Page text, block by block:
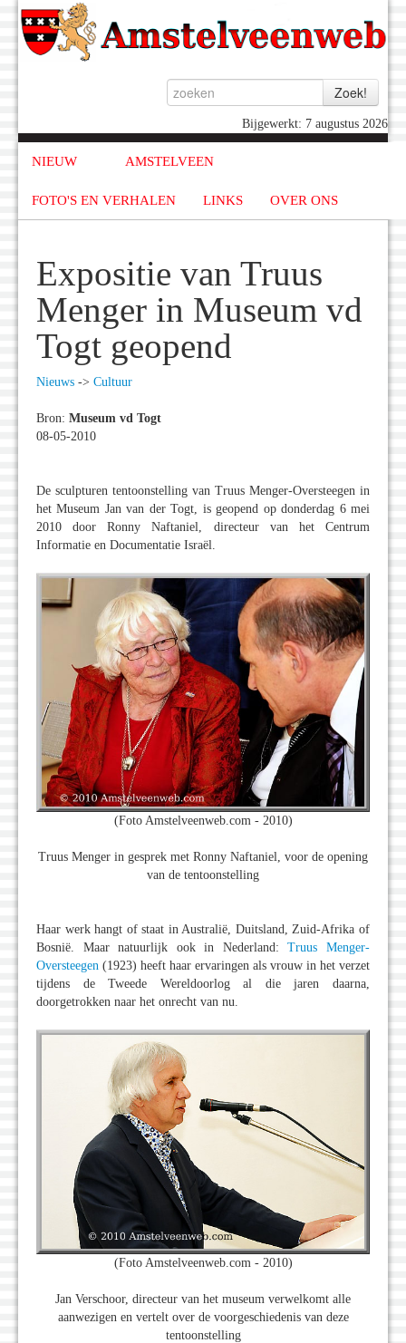
Bijgewerkt: 7 augustus 2026
NIEUW AMSTELVEEN
FOTO'S EN VERHALEN LINKS OVER ONS
Expositie van Truus
Menger in Museum vd
Togt geopend
Nieuws -> Cultuur
Bron: Museum vd Togt
08-05-2010
De sculpturen tentoonstelling van Truus Menger-Oversteegen in
het Museum Jan van der Togt, is geopend op donderdag 6 mei
2010 door Ronny Naftaniel, directeur van het Centrum
Informatie en Documentatie Israël.
(Foto Amstelveenweb.com - 2010)
Truus Menger in gesprek met Ronny Naftaniel, voor de opening
van de tentoonstelling
Haar werk hangt of staat in Australië, Duitsland, Zuid-Afrika of
Bosnië. Maar natuurlijk ook in Nederland:Truus Menger-
Oversteegen (1923) heeft haar ervaringen als vrouw in het verzet
tijdens de Tweede Wereldoorlog al die jaren daarna,
doorgetrokken naar het onrecht van nu.
(Foto Amstelveenweb.com - 2010)
Jan Verschoor, directeur van het museum verwelkomt alle
aanwezigen en vertelt over de voorgeschiedenis van deze
tentoonstelling